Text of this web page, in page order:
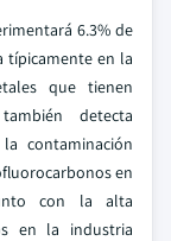
6.3% de
típicamente en la
que tienen
detecta
contaminación
en
con la alta
en la industria